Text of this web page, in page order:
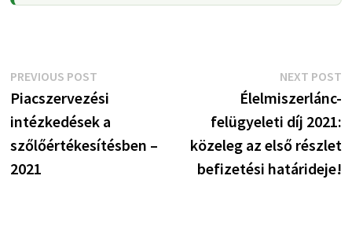
Bejegyzés
navigáció
PREVIOUS POSTPrevious
post:
Piacszervezési
intézkedések a
szőlőértékesítésben –
2021
NEXT POST
Élelmiszerlánc-
felügyeleti díj 2021:
közeleg az első részlet
befizetési határideje!